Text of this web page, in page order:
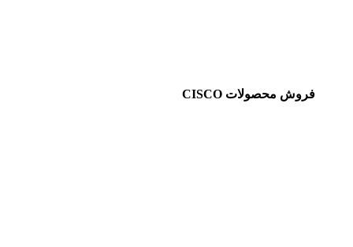
فروش محصولات CISCO